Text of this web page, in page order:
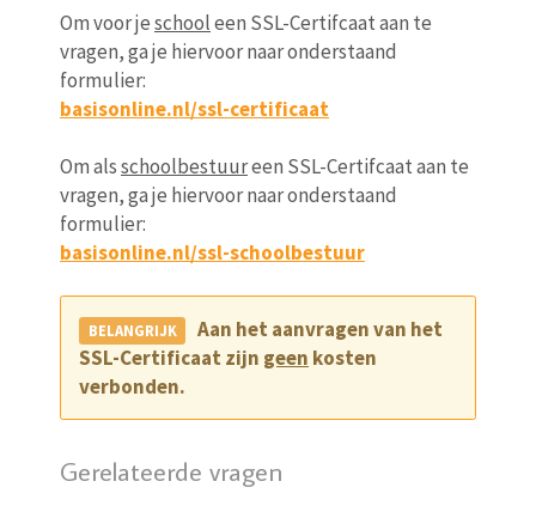
Om voor jeschooleen SSL-Certifcaat aan te
vragen, ga je hiervoor naar onderstaand
formulier:
basisonline.nl/ssl-certificaat
Om alsschoolbestuureen SSL-Certifcaat aan te
vragen, ga je hiervoor naar onderstaand
formulier:
basisonline.nl/ssl-schoolbestuur
Aan het aanvragen van het
SSL-Certificaat zijn geen kosten
verbonden.
Gerelateerde vragen